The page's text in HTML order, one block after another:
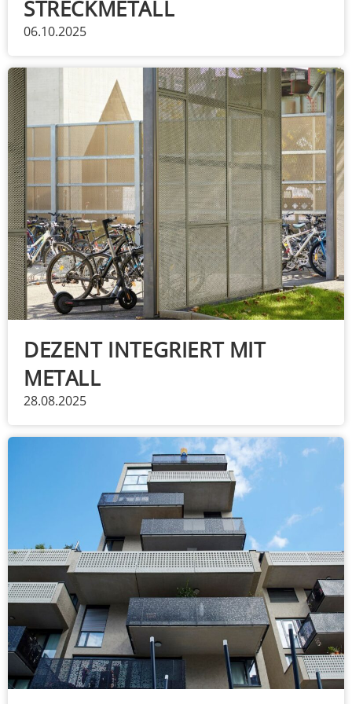
STRECKMETALL
06.10.2025
DEZENT INTEGRIERT MIT
METALL
28.08.2025